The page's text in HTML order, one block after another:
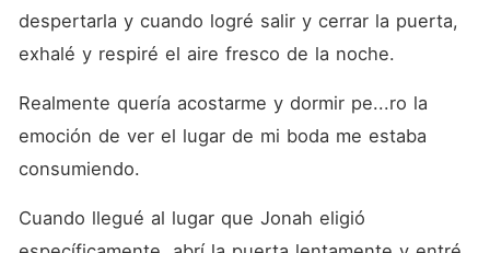
despertarla y cuando logré salir y cerrar la puerta,
exhalé y respiré el aire fresco de la noche.
Realmente quería acostarme y dormir pe...ro la
emoción de ver el lugar de mi boda me estaba
consumiendo.
Cuando llegué al lugar que Jonah eligió